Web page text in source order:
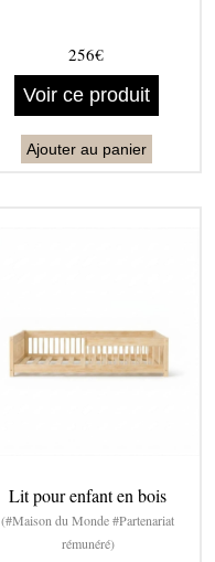
256€
Voir ce produit
Ajouter au panier
Lit pour enfant en bois
(#Maison du Monde #Partenariat
rémunéré)